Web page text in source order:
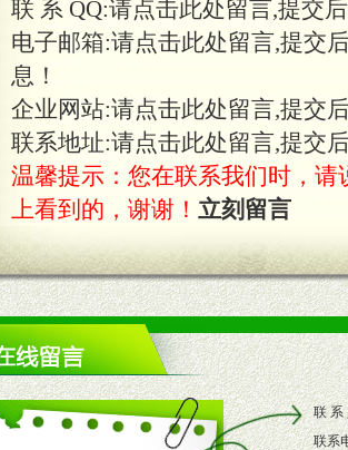
联 系 QQ:请点击此处留言,提交
电子邮箱:请点击此处留言,提交
息！
企业网站:请点击此处留言,提交
联系地址:请点击此处留言,提交
温馨提示：您在联系我们时，请
上看到的，谢谢！ 立刻留言
联 系
联系